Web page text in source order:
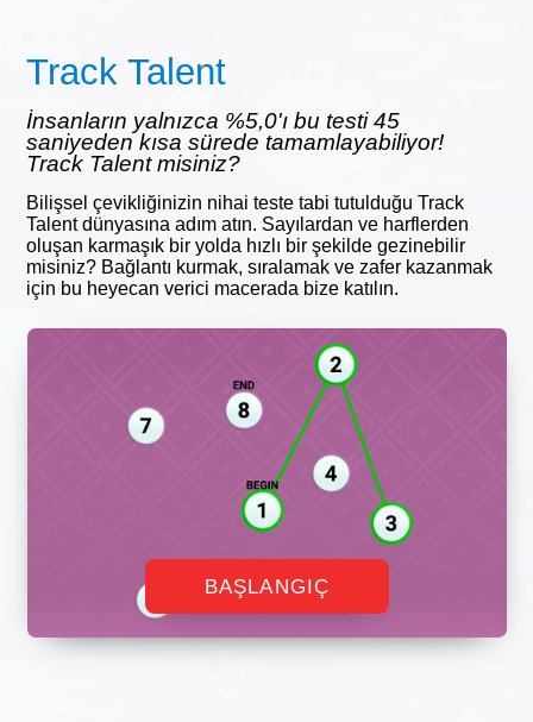
Track Talent
İnsanların yalnızca %5,0'ı bu testi 45
saniyeden kısa sürede tamamlayabiliyor!
Track Talent misiniz?
Bilişsel çevikliğinizin nihai teste tabi tutulduğu Track
Talent dünyasına adım atın. Sayılardan ve harflerden
oluşan karmaşık bir yolda hızlı bir şekilde gezinebilir
misiniz? Bağlantı kurmak, sıralamak ve zafer kazanmak
için bu heyecan verici macerada bize katılın.
BAŞLANGIÇ